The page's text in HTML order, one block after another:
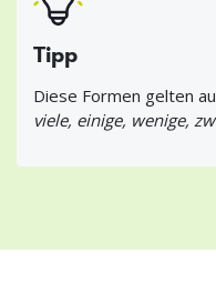
Tipp
Diese Formen gelten
viele, einige, wenige,